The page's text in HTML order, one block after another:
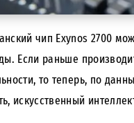
чип Exynos 2700
Если раньше
то теперь, по
искусственный